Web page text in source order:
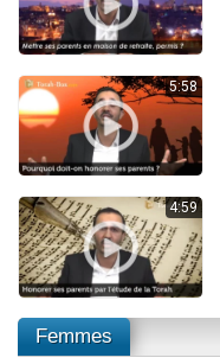
5:58
4:59
Femmes